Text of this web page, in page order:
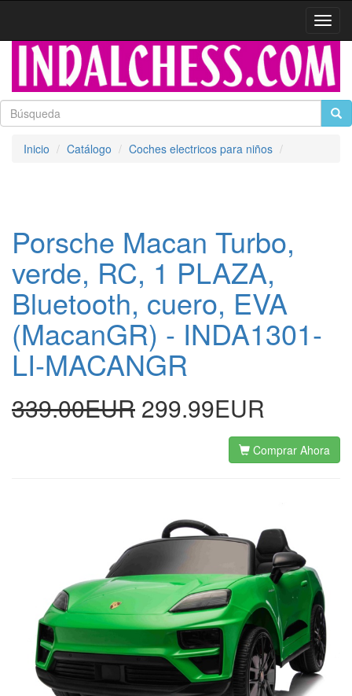
Inicio Catálogo Coches electricos para niños
Porsche Macan Turbo,
verde, RC, 1 PLAZA,
Bluetooth, cuero, EVA
(MacanGR) - INDA1301-
LI-MACANGR
339.00EUR 299.99EUR
Comprar Ahora